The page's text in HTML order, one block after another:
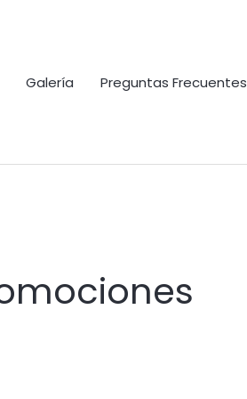
Galería Preguntas Frecuentes